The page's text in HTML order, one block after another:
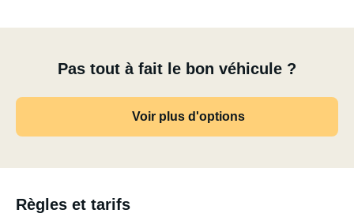
Pas tout à fait le bon véhicule ?
Voir plus d'options
Règles et tarifs